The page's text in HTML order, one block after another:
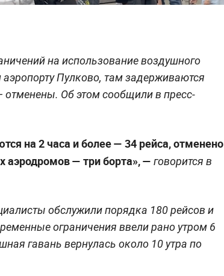
на использование воздушного
аэропорту Пулково, там задерживаются
отменены. Об этом сообщили в пресс-
на 2 часа и более— 34 рейса, отменено
аэродромов— три борта», — говорится в
обслужили порядка 180 рейсов и
ограничения ввели рано утром 6
гавань вернулась около 10 утра по